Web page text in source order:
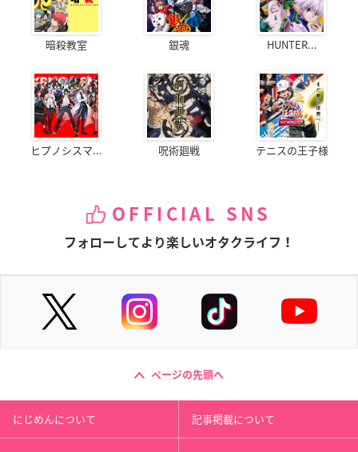
暗殺教室 銀魂 HUNTER...
ヒプノシスマ... 呪術廻戦 テニスの王子様
OFFICIAL SNS
フォローしてより楽しいオタクライフ！
ページの先頭へ
にじめんについて 記事掲載について